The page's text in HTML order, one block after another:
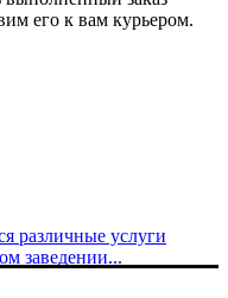
его к вам курьером.
различные услуги
заведении...